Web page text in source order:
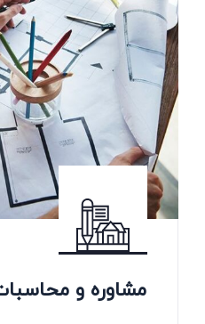
مشاوره و